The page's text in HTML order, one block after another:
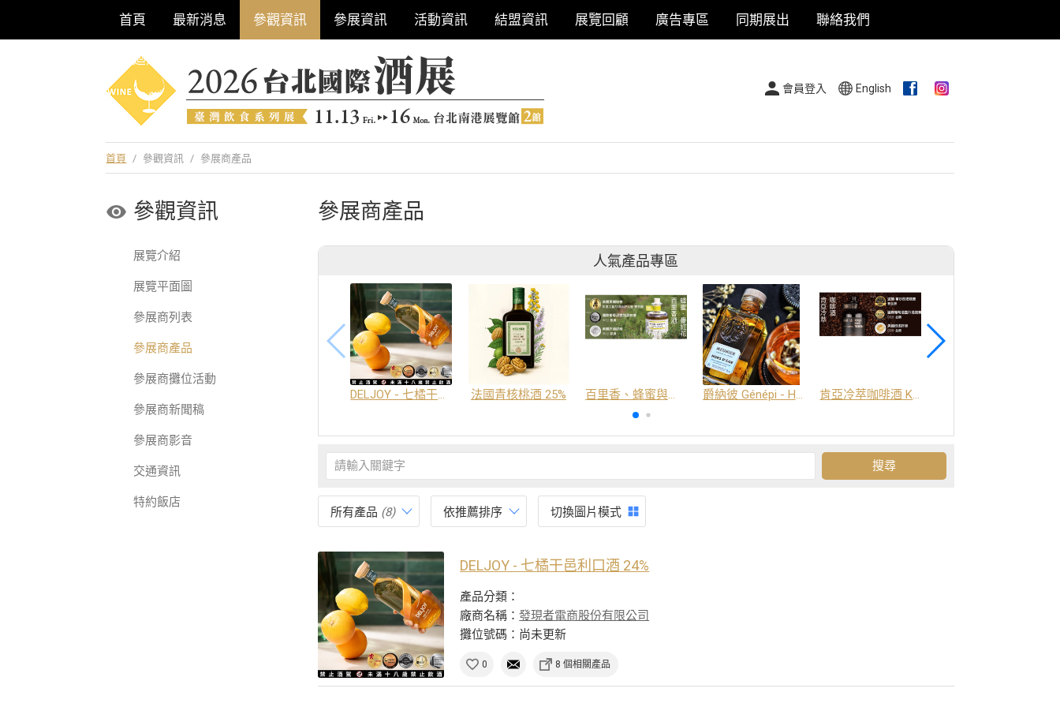
首頁 最新消息 參觀資訊 參展資訊 活動資訊 結盟資訊 展覽回顧 廣告專區 同期展出 聯絡我們
巡迴酒展系列
會員登入 English
首頁 / 參觀資訊 / 參展商產品
參觀資訊
展覽介紹
展覽平面圖
參展商列表
參展商產品
參展商攤位活動
參展商新聞稿
參展商影音
交通資訊
特約飯店
參展商產品
人氣產品專區
DELJOY - 七橘干邑利口酒 24% 法國青核桃酒 25% 百里香、蜂蜜與番紅花酒 爵納彼 Génépi - Hors d'Age (橡木桶陳釀) -阿爾卑斯山草本酒 肯亞冷萃咖啡酒 Kenya Coffee Brew
所有產品 (8) 依推薦排序 切換圖片模式
DELJOY - 七橘干邑利口酒 24%
產品分類：
廠商名稱：發現者電商股份有限公司
攤位號碼：尚未更新
0 8 個相關產品